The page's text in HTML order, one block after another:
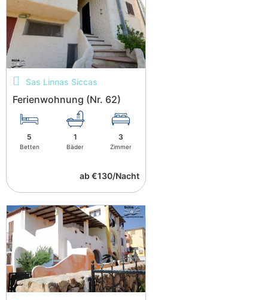
Sas Linnas Siccas
Ferienwohnung (Nr. 62)
5
Betten
1
Bäder
3
Zimmer
ab €130/Nacht